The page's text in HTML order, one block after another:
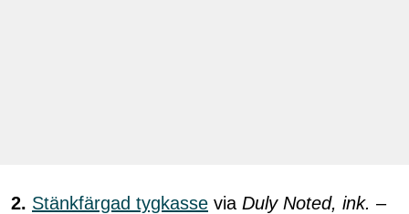
2. Stänkfärgad tygkasse via Duly Noted, ink. –